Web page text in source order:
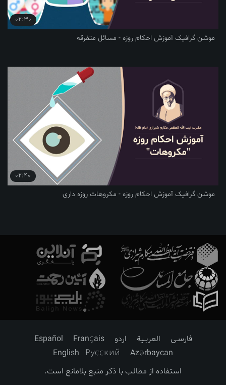
02:30
موشن گرافیک آموزش احکام روزه - مسائل متفرقه
02:40
موشن گرافیک آموزش احکام روزه - مکروهات روزه داری
فارسـی العربـیة اردو Français
Español
Azərbaycan
Русский
English
استفاده از مطالب با ذکر منبع بلامانع است.